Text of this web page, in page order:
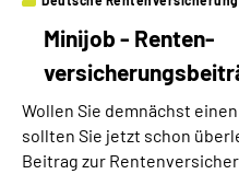
Arbeitgeber-Services
Über uns & Karriere
Online-Services
Minijob - Renten-
Wollen Sie demnächst
sollten Sie jetzt schon
Beitrag zur